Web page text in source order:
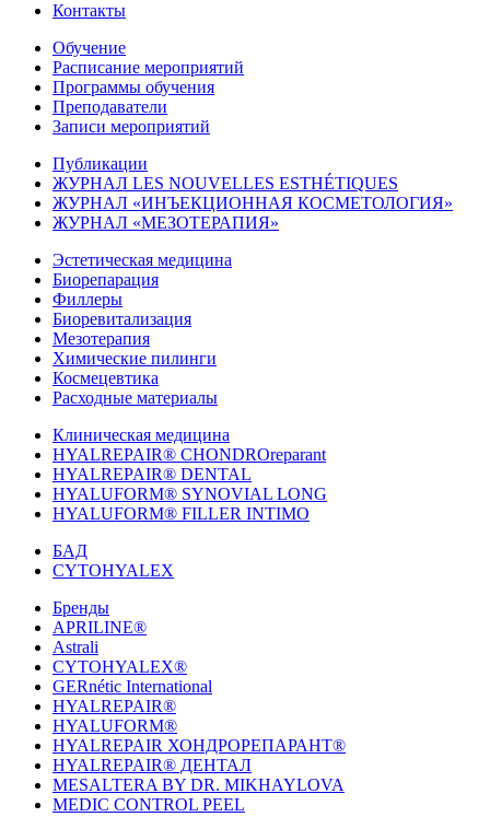
Контакты
Обучение
Расписание мероприятий
Программы обучения
Преподаватели
Записи мероприятий
Публикации
ЖУРНАЛ LES NOUVELLES ESTHÉTIQUES
ЖУРНАЛ «ИНЪЕКЦИОННАЯ КОСМЕТОЛОГИЯ»
ЖУРНАЛ «МЕЗОТЕРАПИЯ»
Эстетическая медицина
Биорепарация
Филлеры
Биоревитализация
Мезотерапия
Химические пилинги
Космецевтика
Расходные материалы
Клиническая медицина
HYALREPAIR® CHONDROreparant
HYALREPAIR® DENTAL
HYALUFORM® SYNOVIAL LONG
HYALUFORM® FILLER INTIMO
БАД
CYTOHYALEX
Бренды
APRILINE®
Astrali
CYTOHYALEX®
GERnétic International
HYALREPAIR®
HYALUFORM®
HYALREPAIR ХОНДРОРЕПАРАНТ®
HYALREPAIR® ДЕНТАЛ
MESALTERA BY DR. MIKHAYLOVA
MEDIC CONTROL PEEL